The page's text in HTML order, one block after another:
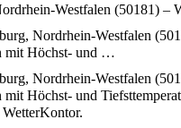
Westfalen (50181) –
Nordrhein-Westfalen
mit Höchst- und …
Nordrhein-Westfalen
mit Höchst- und